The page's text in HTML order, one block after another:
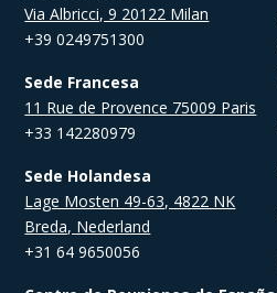
Via Albricci, 9 20122 Milan
+39 0249751300
Sede Francesa
11 Rue de Provence 75009 Paris
+33 142280979
Sede Holandesa
Lage Mosten 49-63, 4822 NK
Breda, Nederland
+31 64 9650056